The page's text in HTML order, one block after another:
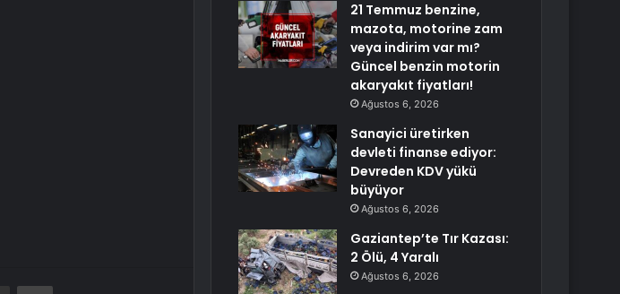
E-Posta ile paylaş Yazdır
21 Temmuz benzine,
mazota, motorine zam
veya indirim var mı?
Güncel benzin motorin
akaryakıt fiyatları!
Ağustos 6, 2026
Sanayici üretirken
devleti finanse ediyor:
Devreden KDV yükü
büyüyor
Ağustos 6, 2026
Gaziantep’te Tır Kazası:
2 Ölü, 4 Yaralı
Ağustos 6, 2026